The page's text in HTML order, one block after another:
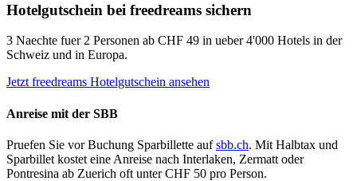
Hotelgutschein bei freedreams sichern
3 Naechte fuer 2 Personen ab CHF 49 in ueber 4'000 Hotels in der
Schweiz und in Europa.
Jetzt freedreams Hotelgutschein ansehen
Anreise mit der SBB
Pruefen Sie vor Buchung Sparbillette aufsbb.ch. Mit Halbtax und
Sparbillet kostet eine Anreise nach Interlaken, Zermatt oder
Pontresina ab Zuerich oft unter CHF 50 pro Person.